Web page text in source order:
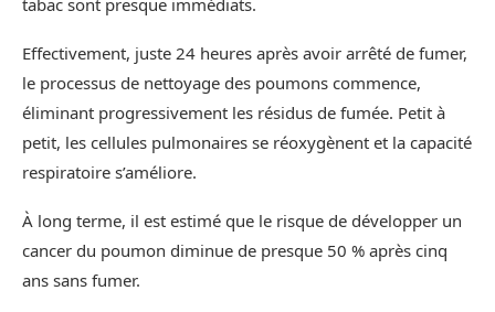
tabac sont presque immédiats.
Effectivement, juste 24 heures après avoir arrêté de fumer,
le processus de nettoyage des poumons commence,
éliminant progressivement les résidus de fumée. Petit à
petit, les cellules pulmonaires se réoxygènent et la capacité
respiratoire s’améliore.
À long terme, il est estimé que le risque de développer un
cancer du poumon diminue de presque 50 % après cinq
ans sans fumer.